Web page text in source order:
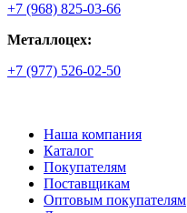
+7 (968) 825-03-66
Металлоцех:
+7 (977) 526-02-50
Наша компания
Каталог
Покупателям
Поставщикам
Оптовым покупателям